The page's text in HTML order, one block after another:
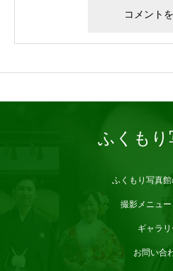
ふくもり
ふくもり写真
撮影メニュ
ギャラリ
お問い合